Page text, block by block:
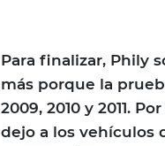
Para finalizar, Phily
más porque la
2009, 2010 y 2011.
dejo a los vehículos